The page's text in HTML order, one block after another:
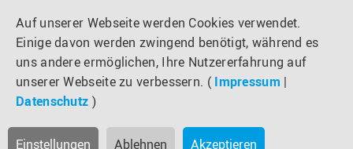
Auf unserer Webseite werden Cookies verwendet.
Einige davon werden zwingend benötigt, während es
uns andere ermöglichen, Ihre Nutzererfahrung auf
unserer Webseite zu verbessern. ( Impressum |
Datenschutz )
Einstellungen Ablehnen Akzeptieren
Instagram
TiktokLinkedIn
YouTube
Facebook